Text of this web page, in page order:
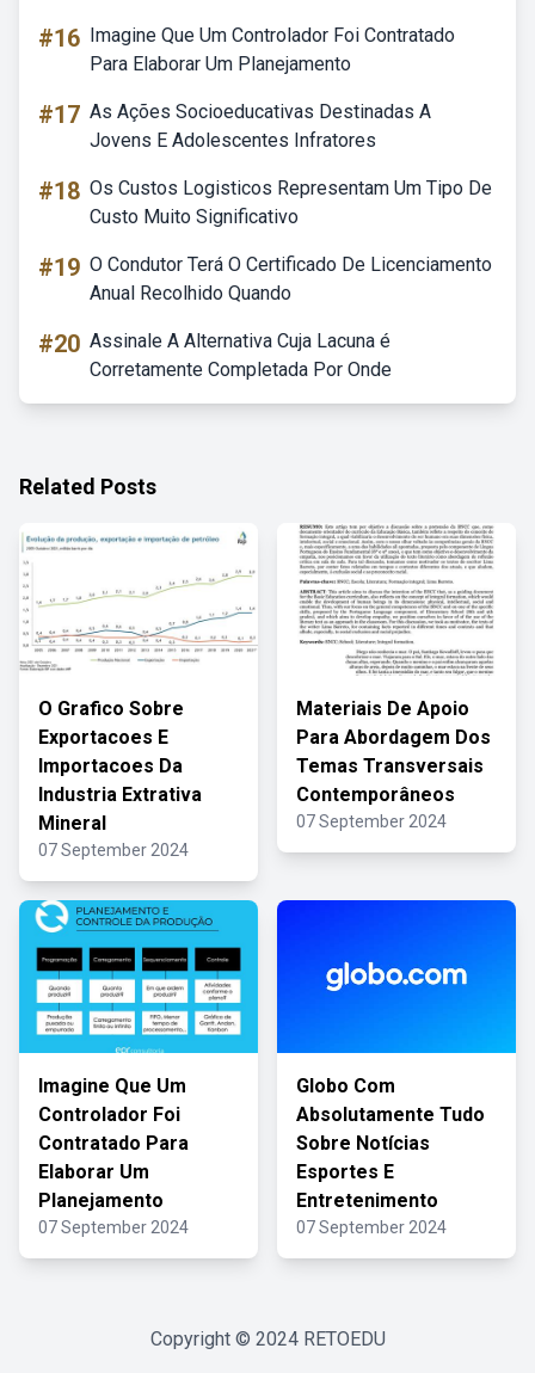
#16 Imagine Que Um Controlador Foi Contratado
Para Elaborar Um Planejamento
#17 As Ações Socioeducativas Destinadas A
Jovens E Adolescentes Infratores
#18 Os Custos Logisticos Representam Um Tipo De
Custo Muito Significativo
#19 O Condutor Terá O Certificado De Licenciamento
Anual Recolhido Quando
#20 Assinale A Alternativa Cuja Lacuna é
Corretamente Completada Por Onde
Related Posts
O Grafico Sobre
Exportacoes E
Importacoes Da
Industria Extrativa
Mineral
07 September 2024
Materiais De Apoio
Para Abordagem Dos
Temas Transversais
Contemporâneos
07 September 2024
Imagine Que Um
Controlador Foi
Contratado Para
Elaborar Um
Planejamento
07 September 2024
Globo Com
Absolutamente Tudo
Sobre Notícias
Esportes E
Entretenimento
07 September 2024
Copyright © 2024 RETOEDU